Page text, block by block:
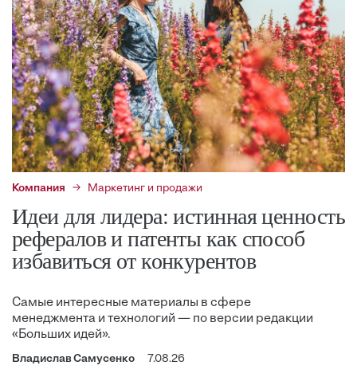
Компания Маркетинг и продажи
Идеи для лидера: истинная ценность
рефералов и патенты как способ
избавиться от конкурентов
Самые интересные материалы в сфере
менеджмента и технологий — по версии редакции
«Больших идей».
Владислав Самусенко 7.08.26